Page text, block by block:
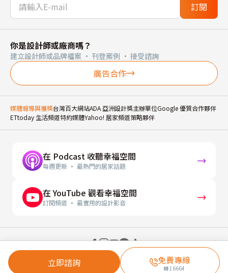
立即諮詢 免費專線
轉16664
訂閱
你是設計師或廠商嗎？
建立設計師或品牌檔案 · 刊登案例 · 接受諮詢
廣告合作
媒體報導與獲獎台灣百大網站ADA 亞洲設計獎主辦單位Google 優質合作夥伴
ETtoday 生活頻道特約媒體Yahoo! 居家頻道策略夥伴
在 Podcast 收聽幸福空間
每週更新 · 最熱門的居家話題
在 YouTube 觀看幸福空間
訂閱頻道 · 最實用的設計影音
© 2026 幸福空間 Gorgeous Space Co., Ltd.